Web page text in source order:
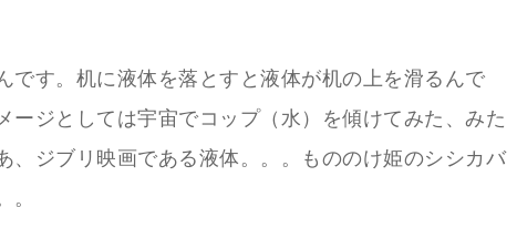
です。机に液体を落とすと液体が机の上を滑るんで
ージとしては宇宙でコップ（水）を傾けてみた、みた
、ジブリ映画である液体。。。もののけ姫のシシカバ
。